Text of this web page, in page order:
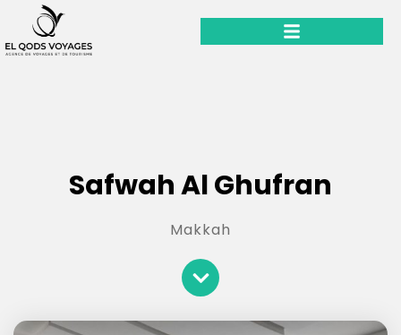
Safwah Al Ghufran
Makkah